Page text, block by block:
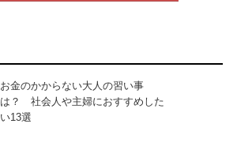
お金のかからない大人の習い事
は？ 社会人や主婦におすすめした
い13選